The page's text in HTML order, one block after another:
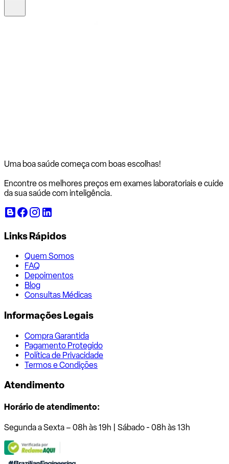
Uma boa saúde começa com boas escolhas!
Encontre os melhores preços em exames laboratoriais e cuide
da sua saúde com inteligência.
Links Rápidos
Quem Somos
FAQ
Depoimentos
Blog
Consultas Médicas
Informações Legais
Compra Garantida
Pagamento Protegido
Política de Privacidade
Termos e Condições
Atendimento
Horário de atendimento:
Segunda a Sexta – 08h às 19h | Sábado - 08h às 13h